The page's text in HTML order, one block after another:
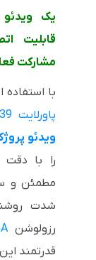
یک ویدئو
قابلیت
مشارکت
با استفاده
پاورلایت
ویدئو
را با دقت
مطمئن و
رزولوشن
قدرتمند